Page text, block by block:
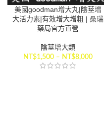
美國goodman增大丸|陰莖增
大活力素|有效增大增粗 | 桑瑞
藥局官方直營
陰莖增大類
NT$1,500 – NT$8,000